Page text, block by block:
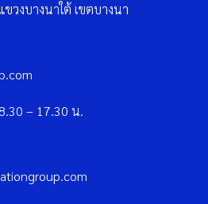
วงบางนาใต้ เขตบางนา
– 17.30 น.